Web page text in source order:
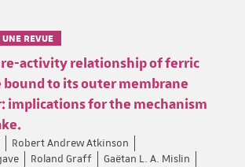
REVUE
activity relationship of ferric
to its outer membrane
implications for the mechanism
Robert Andrew Atkinson
Roland Graff
Gaëtan L. A. Mislin